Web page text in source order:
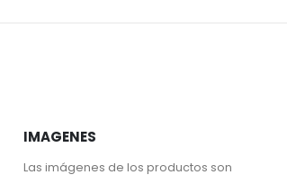
IMAGENES
Las imágenes de los productos son